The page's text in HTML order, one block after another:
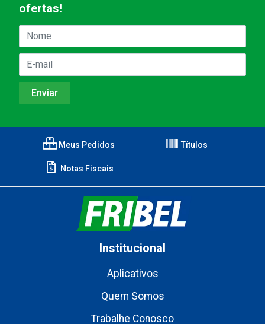
ofertas!
Meus Pedidos Títulos
Notas Fiscais
Institucional
Aplicativos
Quem Somos
Trabalhe Conosco